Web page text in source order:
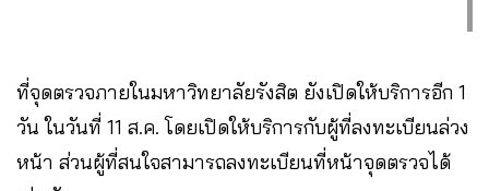
ที่จุดตรวจภายในมหาวิทยาลัยรังสิต ยังเปิดให้บริการอีก 1
วัน ในวันที่ 11 ส.ค. โดยเปิดให้บริการกับผู้ที่ลงทะเบียนล่วง
หน้า ส่วนผู้ที่สนใจสามารถลงทะเบียนที่หน้าจุดตรวจได้